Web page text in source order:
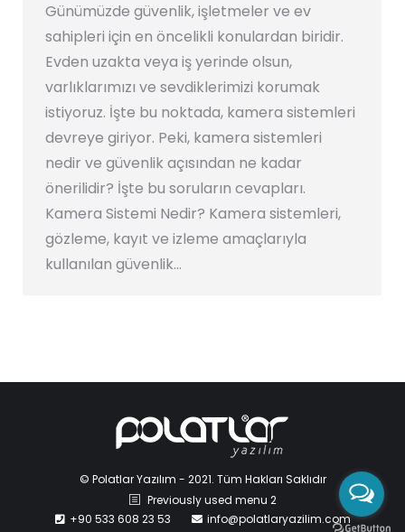
Günümüzde güvenlik, işletmeler ve ev
sahipleri için en öncelikli konulardan biridir.
Evden uzakta veya iş yerinde olsun,
varlıklarımızı ve sevdiklerimizi korumak
istiyoruz. İşte bu noktada, kamera sistemleri
devreye giriyor. Peki, kamera sistemleri
nedir ve güvenlik açısından ne kadar
önerilidir? İşte bu soruların cevapları.
Kamera Sistemi Nedir? Kamera sistemleri,
gözleme, kayıt ve izleme amaçlarıyla
kullanılan güvenlik…
© Polatlar Yazılım - 2021. Tüm Hakları Saklıdır
Previously used menu 2
+90 533 608 23 53
info@polatlaryazilim.com